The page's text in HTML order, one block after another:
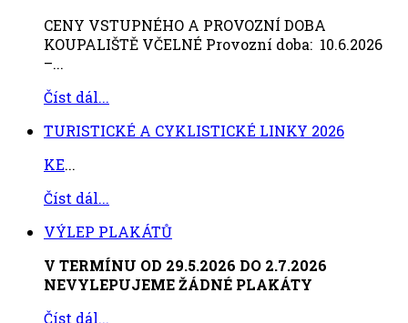
CENY VSTUPNÉHO A PROVOZNÍ DOBA
KOUPALIŠTĚ VČELNÉ Provozní doba: 10.6.2026
–...
Číst dál...
TURISTICKÉ A CYKLISTICKÉ LINKY 2026
KE...
Číst dál...
VÝLEP PLAKÁTŮ
V TERMÍNU OD 29.5.2026 DO 2.7.2026
NEVYLEPUJEME ŽÁDNÉ PLAKÁTY
Číst dál...